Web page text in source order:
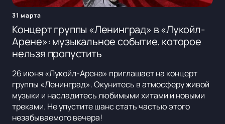
31 марта
Концерт группы «Ленинград» в «Лукойл-
Арене»: музыкальное событие, которое
нельзя пропустить
26 июня «Лукойл-Арена» приглашает на концерт
группы «Ленинград». Окунитесь в атмосферу живой
музыки и насладитесь любимыми хитами и новыми
треками. Не упустите шанс стать частью этого
незабываемого вечера!